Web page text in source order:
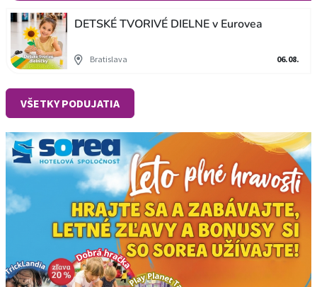
DETSKÉ TVORIVÉ DIELNE v Eurovea
Bratislava 06.08.
VŠETKY PODUJATIA